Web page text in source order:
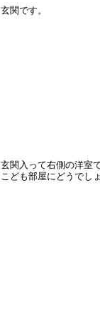
玄関です。
玄関入って右側の洋室
こども部屋にどうでし